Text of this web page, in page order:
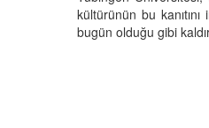
kültürünün bu
bugün olduğu gibi